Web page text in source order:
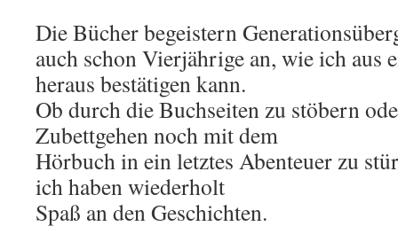
Die Bücher begeistern
auch schon Vierjährige an, wie ich aus
heraus bestätigen kann.
Ob durch die Buchseiten zu stöbern
Zubettgehen noch mit dem
Hörbuch in ein letztes Abenteuer zu
ich haben wiederholt
Spaß an den Geschichten.